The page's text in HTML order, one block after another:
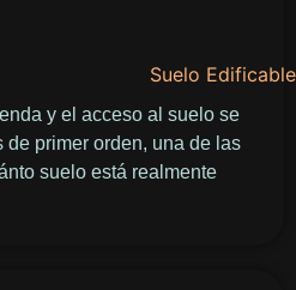
y el acceso al suelo se
de primer orden, una de las
suelo está realmente